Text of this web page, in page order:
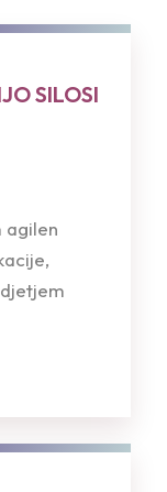
SILOSI
agilen